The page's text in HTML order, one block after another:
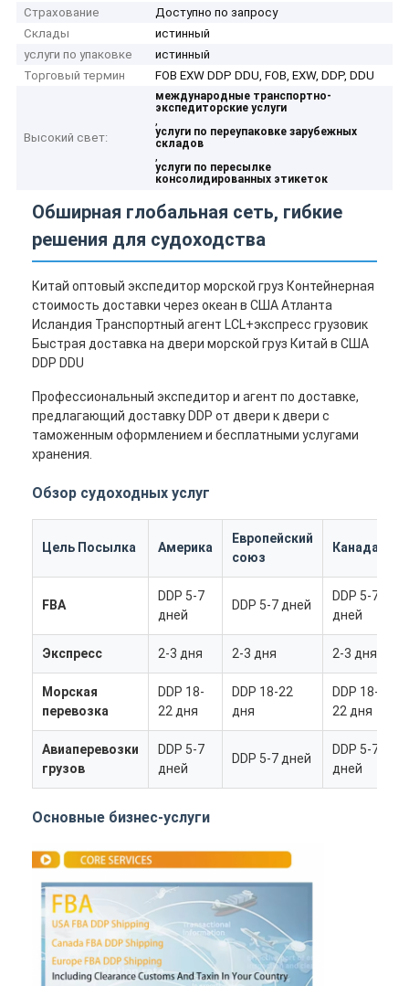
Главная страница
Продукция
О Компании
Наша фабрика
контроль качества
Страхование
Доступно по запросу
Склады
истинный
услуги по упаковке
истинный
Торговый термин
FOB EXW DDP DDU, FOB, EXW, DDP, DDU
Высокий свет:
международные транспортно-
экспедиторские услуги
,
услуги по переупаковке зарубежных
складов
,
услуги по пересылке
консолидированных этикеток
Обширная глобальная сеть, гибкие
решения для судоходства
Китай оптовый экспедитор морской груз Контейнерная
стоимость доставки через океан в США Атланта
Исландия Транспортный агент LCL+экспресс грузовик
Быстрая доставка на двери морской груз Китай в США
DDP DDU
Профессиональный экспедитор и агент по доставке,
предлагающий доставку DDP от двери к двери с
таможенным оформлением и бесплатными услугами
хранения.
Обзор судоходных услуг
Цель Посылка Америка
Европейский
союз
Канада
FBA
DDP 5-7
дней
DDP 5-7 дней
DDP 5-7
дней
Экспресс 2-3 дня 2-3 дня 2-3 дня
Морская
перевозка
DDP 18-
22 дня
DDP 18-22
дня
DDP 18-
22 дня
Авиаперевозки
грузов
DDP 5-7
дней
DDP 5-7 дней
DDP 5-7
дней
Основные бизнес-услуги